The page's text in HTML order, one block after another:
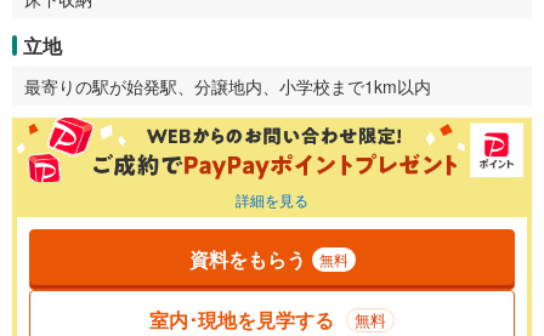
立地
最寄りの駅が始発駅、分譲地内、小学校まで1km以内
詳細を見る
資料をもらう 無料
室内･現地を見学する 無料